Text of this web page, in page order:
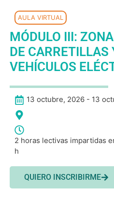
AULA VIRTUAL
MÓDULO III:
DE CARRETILLAS
VEHÍCULOS
13 octubre, 2026 - 13
2 horas lectivas impartidas
h
QUIERO INSCRIBIRME